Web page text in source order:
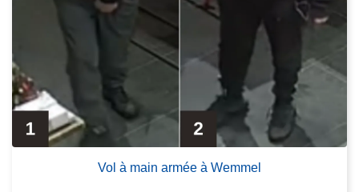
Vol à main armée à Wemmel